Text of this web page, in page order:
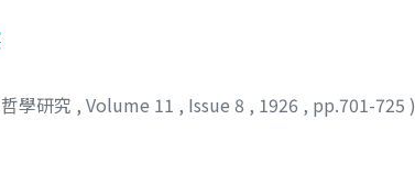
哲學研究 , Volume 11 , Issue 8 , 1926 , pp.701-725 )